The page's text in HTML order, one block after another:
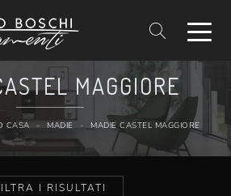
MAGGIORE
CASA - MADIE - MADIE CASTEL MAGGIORE
I RISULTATI